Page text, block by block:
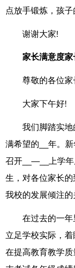
点放手锻炼，孩子
谢谢大家!
家长满意度
尊敬的各位家
大家下午好!
我们脚踏实
满希望的__年。
召开__—__上学
生，对各位家长
我校的发展倾注
在过去的一
立足学校实际，
在提高教育教学